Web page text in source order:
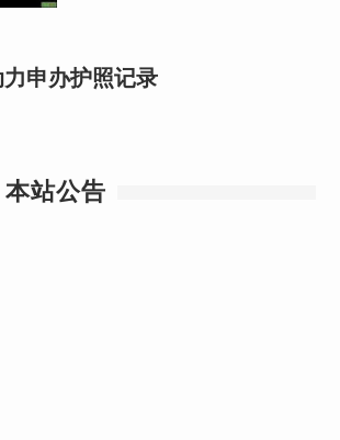
申办护照记录
本站公告